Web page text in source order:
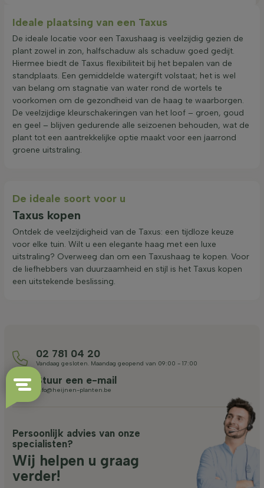
Ideale plaatsing van een Taxus
De ideale locatie voor een Taxushaag is veelzijdig gezien de
plant zowel in zon, halfschaduw als schaduw goed gedijt.
Hiermee biedt de Taxus flexibiliteit bij het bepalen van de
standplaats. Een gemiddelde watergift volstaat; het is wel
van belang om stagnatie van water rond de wortels te
voorkomen om de gezondheid van de haag te waarborgen.
De veelzijdige kleurschakeringen van het loof – groen, goud
en geel – blijven gedurende alle seizoenen behouden, wat de
plant tot een aantrekkelijke optie maakt voor een jaarrond
groene uitstraling.
De ideale soort voor u
Taxus kopen
Ontdek de veelzijdigheid van de Taxus: een tijdloze keuze
voor elke tuin. Wilt u een elegante haag met een luxe
uitstraling? Overweeg dan om een Taxushaag te kopen. Voor
de liefhebbers van duurzaamheid en stijl is het Taxus kopen
een uitstekende beslissing.
02 781 04 20
Vandaag gesloten. Maandag geopend van 09:00 - 17:00
Stuur een e-mail
info@heijnen-planten.be
Persoonlijk advies van onze
specialisten?
Wij helpen u graag
verder!